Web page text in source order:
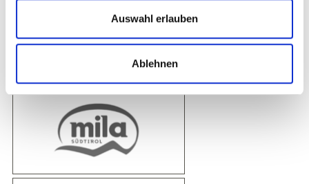
Auswahl erlauben
Ablehnen